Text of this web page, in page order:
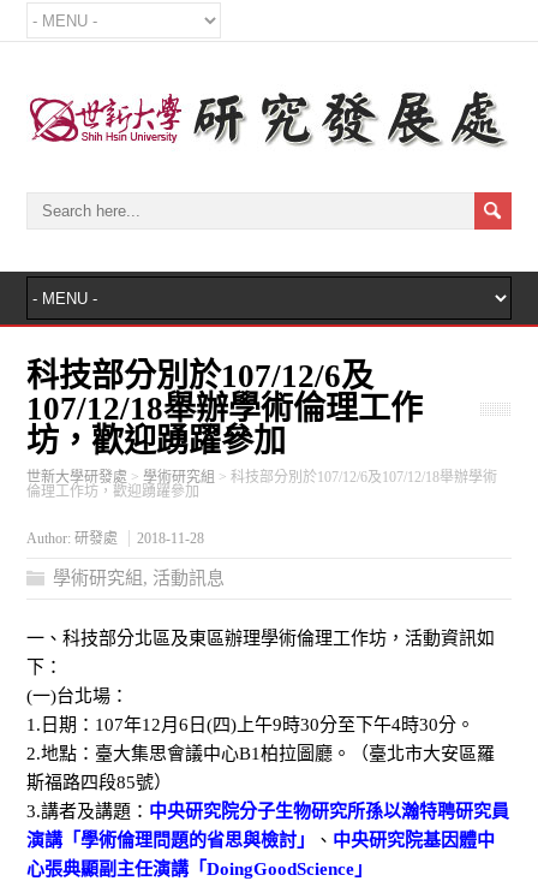
科技部分別於107/12/6及
107/12/18舉辦學術倫理工作
坊，歡迎踴躍參加
世新大學研發處 >學術研究組 >科技部分別於107/12/6及107/12/18舉辦學術
倫理工作坊，歡迎踴躍參加
Author:研發處 2018-11-28
學術研究組, 活動訊息
一、科技部分北區及東區辦理學術倫理工作坊，活動資訊如
下：
(一)台北場：
1.日期：107年12月6日(四)上午9時30分至下午4時30分。
2.地點：臺大集思會議中心B1柏拉圖廳。（臺北市大安區羅
斯福路四段85號）
3.講者及講題： 中央研究院分子生物研究所孫以瀚特聘研究員
演講「學術倫理問題的省思與檢討」
、 中央研究院基因體中
心張典顯副主任演講「DoingGoodScience」